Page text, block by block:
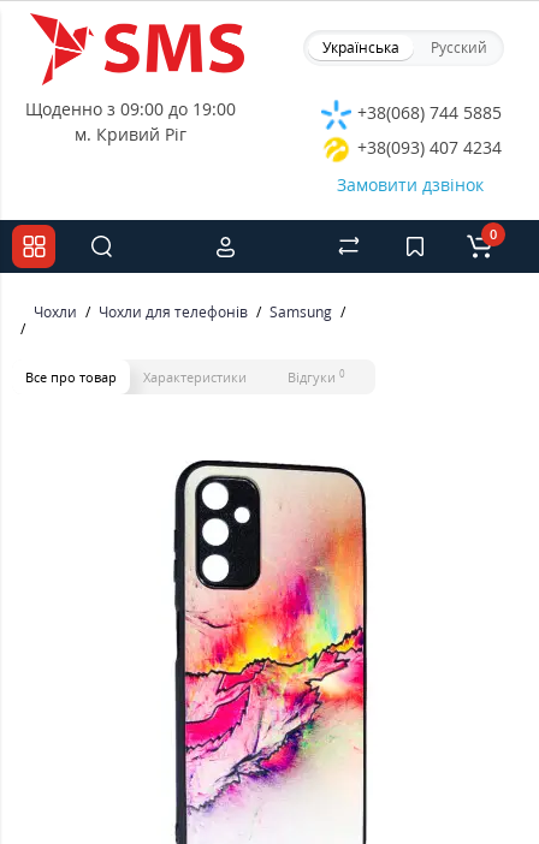
Українська Русский
Щоденно з 09:00 до 19:00
м. Кривий Ріг
+38(068) 744 5885
+38(093) 407 4234
Замовити дзвінок
0
Чохли Чохли для телефонів Samsung
Все про товар Характеристики Відгуки 0